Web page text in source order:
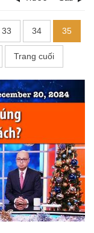
33 34 35
Trang cuối